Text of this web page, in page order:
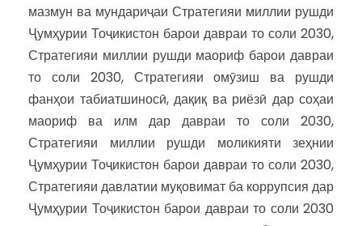
мазмун ва мундариҷаи Стратегияи миллии рушди
Ҷумҳурии Тоҷикистон барои давраи то соли 2030,
Стратегияи миллии рушди маориф барои давраи
то соли 2030, Стратегияи омӯзиш ва рушди
фанҳои табиатшиносӣ, дақиқ ва риёзӣ дар соҳаи
маориф ва илм дар давраи то соли 2030,
Стратегияи миллии рушди моликияти зеҳнии
Ҷумҳурии Тоҷикистон барои давраи то соли 2030,
Стратегияи давлатии муқовимат ба коррупсия дар
Ҷумҳурии Тоҷикистон барои давраи то соли 2030